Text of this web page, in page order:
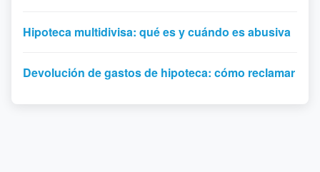
Hipoteca multidivisa: qué es y cuándo es abusiva
Devolución de gastos de hipoteca: cómo reclamar